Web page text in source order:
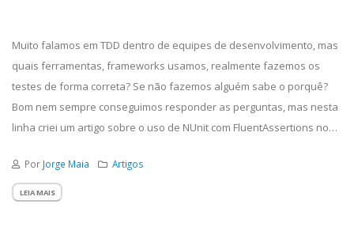
Muito falamos em TDD dentro de equipes de desenvolvimento, mas
quais ferramentas, frameworks usamos, realmente fazemos os
testes de forma correta? Se não fazemos alguém sabe o porquê?
Bom nem sempre conseguimos responder as perguntas, mas nesta
linha criei um artigo sobre o uso de NUnit com FluentAssertions no
Por Jorge Maia Artigos
LEIA MAIS